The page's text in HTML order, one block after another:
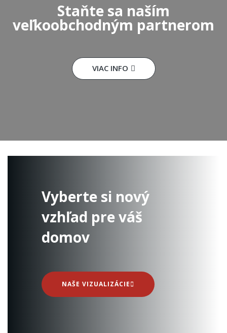
Staňte sa naším
veľkoobchodným partnerom
VIAC INFO
Vyberte si nový
vzhľad pre váš
domov
NAŠE VIZUALIZÁCIE